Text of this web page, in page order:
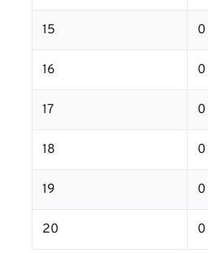
15 0
16 0
17 0
18 0
19 0
20 0